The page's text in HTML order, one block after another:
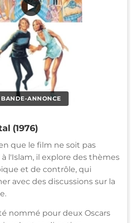
BANDE-ANNONCE
▶
(1976)
que le film ne soit pas
l'Islam, il explore des thèmes
et de contrôle, qui
avec des discussions sur la
nommé pour deux Oscars